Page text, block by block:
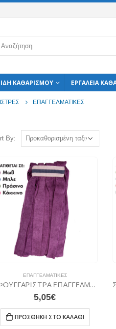
ΚΑΘΑΡΙΣΜΟΎ ΕΡΓΑΛΕΊΑ
ΕΠΑΓΓΕΛΜΑΤΙΚΈΣ
By:
ΕΠΑΓΓΕΛΜΑΤΙΚΈΣ
ΣΦΟΥΓΓΑΡΙΣΤΡΑ ΕΠΑΓΓΕΛΜΑΤΙΚΗ MICROFΙBER
5,05€
ΠΡΟΣΘΉΚΗ ΣΤΟ ΚΑΛΆΘΙ